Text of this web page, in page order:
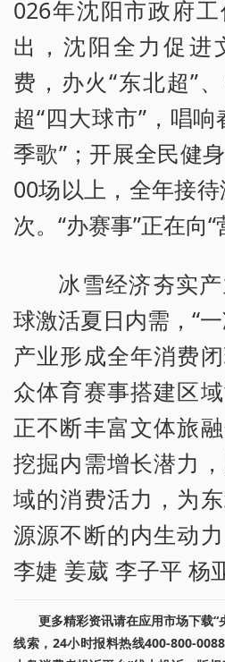
026年沈阳市政府
出，沈阳全力促进
费，办火“东北超”
超“四大球市”，唱
季歌”；开展全民健
00场以上，全年接
次。“办赛事”正在向“
冰雪经济夯实
球激活夏日内需，“
产业形成全年消费
众体育赛事搭建区
正不断丰富文体旅
挖掘内需增长潜力
域的消费活力，为
源源不断的内生动
李婕 姜葳 李子平 杨
更多精彩资讯请在应用市场下载
线索，24小时报料热线400-800-